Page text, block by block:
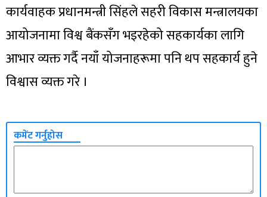
कार्यवाहक प्रधानमन्त्री सिंहले सहरी विकास मन्त्रालयका
आयोजनामा विश्व बैंकसँग भइरहेको सहकार्यका लागि
आभार व्यक्त गर्दै नयाँ योजनाहरूमा पनि थप सहकार्य हुने
विश्वास व्यक्त गरे ।
कमेंट गर्नुहोस